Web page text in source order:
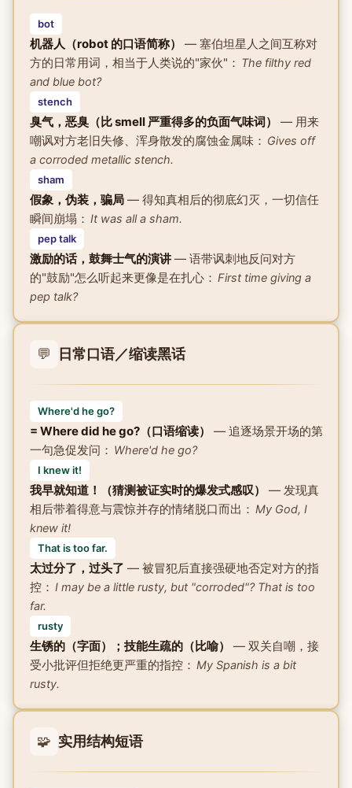
bot
机器人（robot 的口语简称）
— 塞伯坦星人之间互称对
方的日常用词，相当于人类说的"家伙"： The filthy red
and blue bot?
stench
臭气，恶臭（比 smell 严重得多的负面气味词）
— 用来
嘲讽对方老旧失修、浑身散发的腐蚀金属味： Gives off
a corroded metallic stench.
sham
假象，伪装，骗局— 得知真相后的彻底幻灭，一切信任
瞬间崩塌： It was all a sham.
pep talk
激励的话，鼓舞士气的演讲— 语带讽刺地反问对方
的"鼓励"怎么听起来更像是在扎心： First time giving a
pep talk?
💬 日常口语／缩读黑话
Where'd he go?
= Where did he go?（口语缩读）
— 追逐场景开场的第
一句急促发问： Where'd he go?
I knew it!
我早就知道！（猜测被证实时的爆发式感叹）
— 发现真
相后带着得意与震惊并存的情绪脱口而出： My God, I
knew it!
That is too far.
太过分了，过头了 — 被冒犯后直接强硬地否定对方的指
控： I may be a little rusty, but "corroded"? That is too
far.
rusty
生锈的（字面）；技能生疏的（比喻）
— 双关自嘲，接
受小批评但拒绝更严重的指控： My Spanish is a bit
rusty.
🧩 实用结构短语